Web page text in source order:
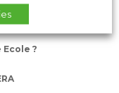
Ecole ?